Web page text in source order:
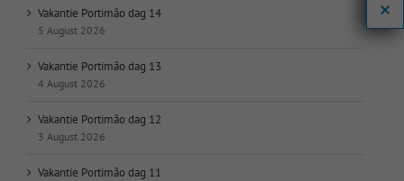
op
datum:
Vakantie Portimão dag 14
5 August 2026
Vakantie Portimão dag 13
4 August 2026
Vakantie Portimão dag 12
3 August 2026
Vakantie Portimão dag 11